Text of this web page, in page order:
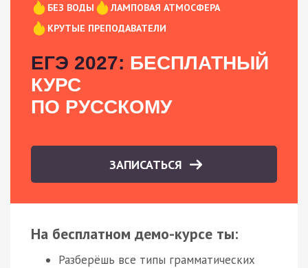
БЕЗ ВОДЫ
ЛАМПОВАЯ АТМОСФЕРА
КРУТЫЕ ПРЕПОДАВАТЕЛИ
ЕГЭ 2027: БЕСПЛАТНЫЙ
КУРС
ПО РУССКОМУ
ЗАПИСАТЬСЯ
На бесплатном демо-курсе ты:
Разберёшь все типы грамматических